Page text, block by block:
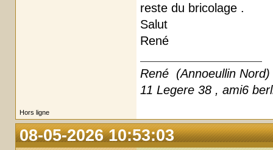
reste du bricolage .
Salut
René
René (Annoeullin Nord)
11 Legere 38 , ami6
Hors ligne
08-05-2026 10:53:03